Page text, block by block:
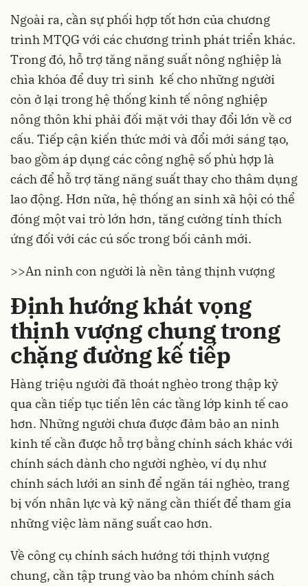
Ngoài ra, cần sự phối hợp tốt hơn của chương
trình MTQG với các chương trình phát triển khác.
Trong đó, hỗ trợ tăng năng suất nông nghiệp là
chìa khóa để duy trì sinh kế cho những người
còn ở lại trong hệ thống kinh tế nông nghiệp
nông thôn khi phải đối mặt với thay đổi lớn về cơ
cấu. Tiếp cận kiến thức mới và đổi mới sáng tạo,
bao gồm áp dụng các công nghệ số phù hợp là
cách để hỗ trợ tăng năng suất thay cho thâm dụng
lao động. Hơn nữa, hệ thống an sinh xã hội có thể
đóng một vai trò lớn hơn, tăng cường tính thích
ứng đối với các cú sốc trong bối cảnh mới.
>>An ninh con người là nền tảng thịnh vượng
Định hướng khát vọng
thịnh vượng chung trong
chặng đường kế tiếp
Hàng triệu người đã thoát nghèo trong thập kỷ
qua cần tiếp tục tiến lên các tầng lớp kinh tế cao
hơn. Những người chưa được đảm bảo an ninh
kinh tế cần được hỗ trợ bằng chính sách khác với
chính sách dành cho người nghèo, ví dụ như
chính sách lưới an sinh để ngăn tái nghèo, trang
bị vốn nhân lực và kỹ năng cần thiết để tham gia
những việc làm năng suất cao hơn.
Về công cụ chính sách hướng tới thịnh vượng
chung, cần tập trung vào ba nhóm chính sách